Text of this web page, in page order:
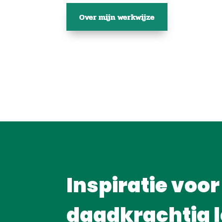
Over mijn werkwijze
Inspiratie voor
daadkrachtig